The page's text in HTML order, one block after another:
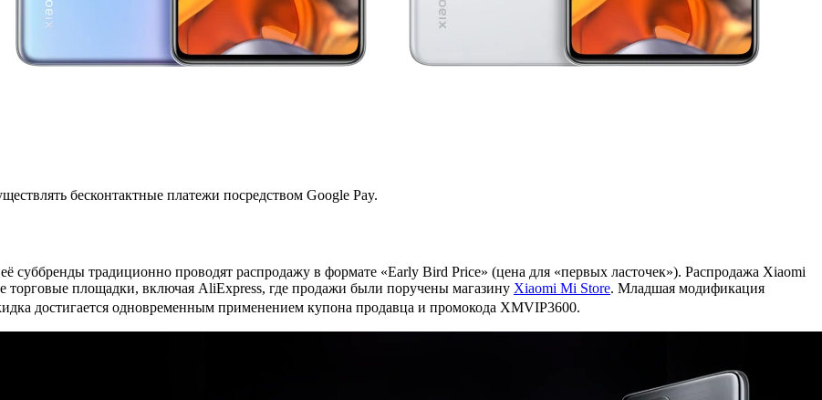
бесконтактные платежи посредством Google Pay.
суббренды традиционно проводят распродажу в формате «Early Bird Price» (цена для «первых ласточек»). Распродажа Xiaomi
торговые площадки, включая AliExpress, где продажи были поручены магазину Xiaomi Mi Store. Младшая модификация
достигается одновременным применением купона продавца и промокода XMVIP3600.